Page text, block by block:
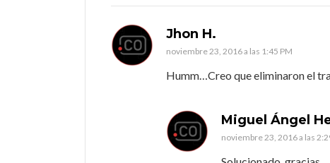
Jhon H.
noviembre 23, 2016 a las 1:45 PM
Humm…Creo que eliminaron el
Miguel Ángel
noviembre 23, 2016 a las